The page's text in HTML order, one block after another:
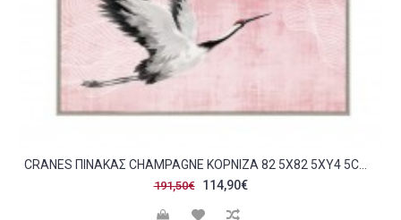
191,50€ 114,90€